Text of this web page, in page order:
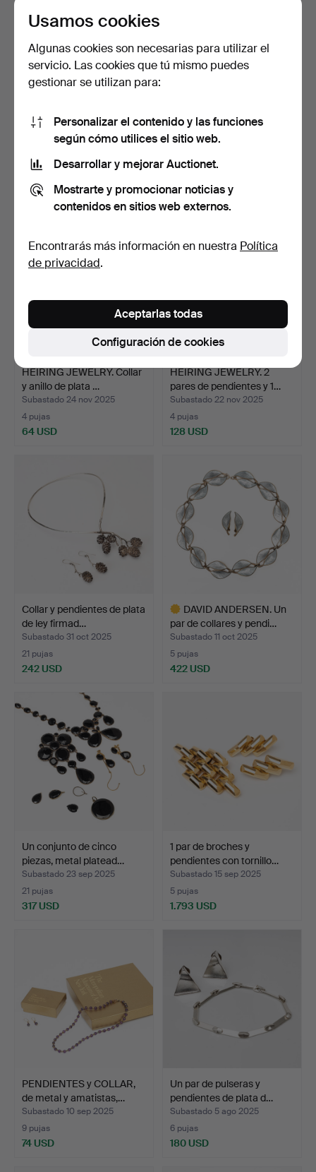
HEIRING JEWELRY.
Guarnición, 4 piezas de l…
Subastado 24 nov 2025
180 USD
HEIRING JEWELRY. Collar
Subastado 24 nov 2025
37 USD
HEIRING JEWELRY. Collar
y anillo de plata …
Subastado 24 nov 2025
4 pujas
64 USD
HEIRING JEWELRY. 2
pares de pendientes y 1…
Subastado 22 nov 2025
4 pujas
128 USD
Collar y pendientes de plata
de ley firmad…
Subastado 31 oct 2025
21 pujas
242 USD
DAVID ANDERSEN. Un
par de collares y pendi…
Subastado 11 oct 2025
5 pujas
422 USD
Un conjunto de cinco
piezas, metal platead…
Subastado 23 sep 2025
21 pujas
317 USD
1 par de broches y
pendientes con tornillo…
Subastado 15 sep 2025
5 pujas
1.793 USD
PENDIENTES y COLLAR,
de metal y amatistas,…
Subastado 10 sep 2025
9 pujas
74 USD
Un par de pulseras y
pendientes de plata d…
Subastado 5 ago 2025
6 pujas
180 USD
Usamos cookies
Algunas cookies son necesarias para utilizar el
servicio. Las cookies que tú mismo puedes
gestionar se utilizan para:
Personalizar el contenido y las funciones
según cómo utilices el sitio web.
Desarrollar y mejorar Auctionet.
Mostrarte y promocionar noticias y
contenidos en sitios web externos.
Encontrarás más información en nuestra Política
de privacidad.
Configuración de cookies
Aceptarlas todas